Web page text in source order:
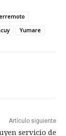
Yumare
Artículo siguiente
servicio de